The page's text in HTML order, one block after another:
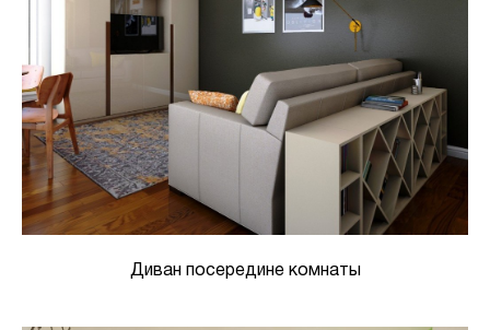
Диван посередине комнаты